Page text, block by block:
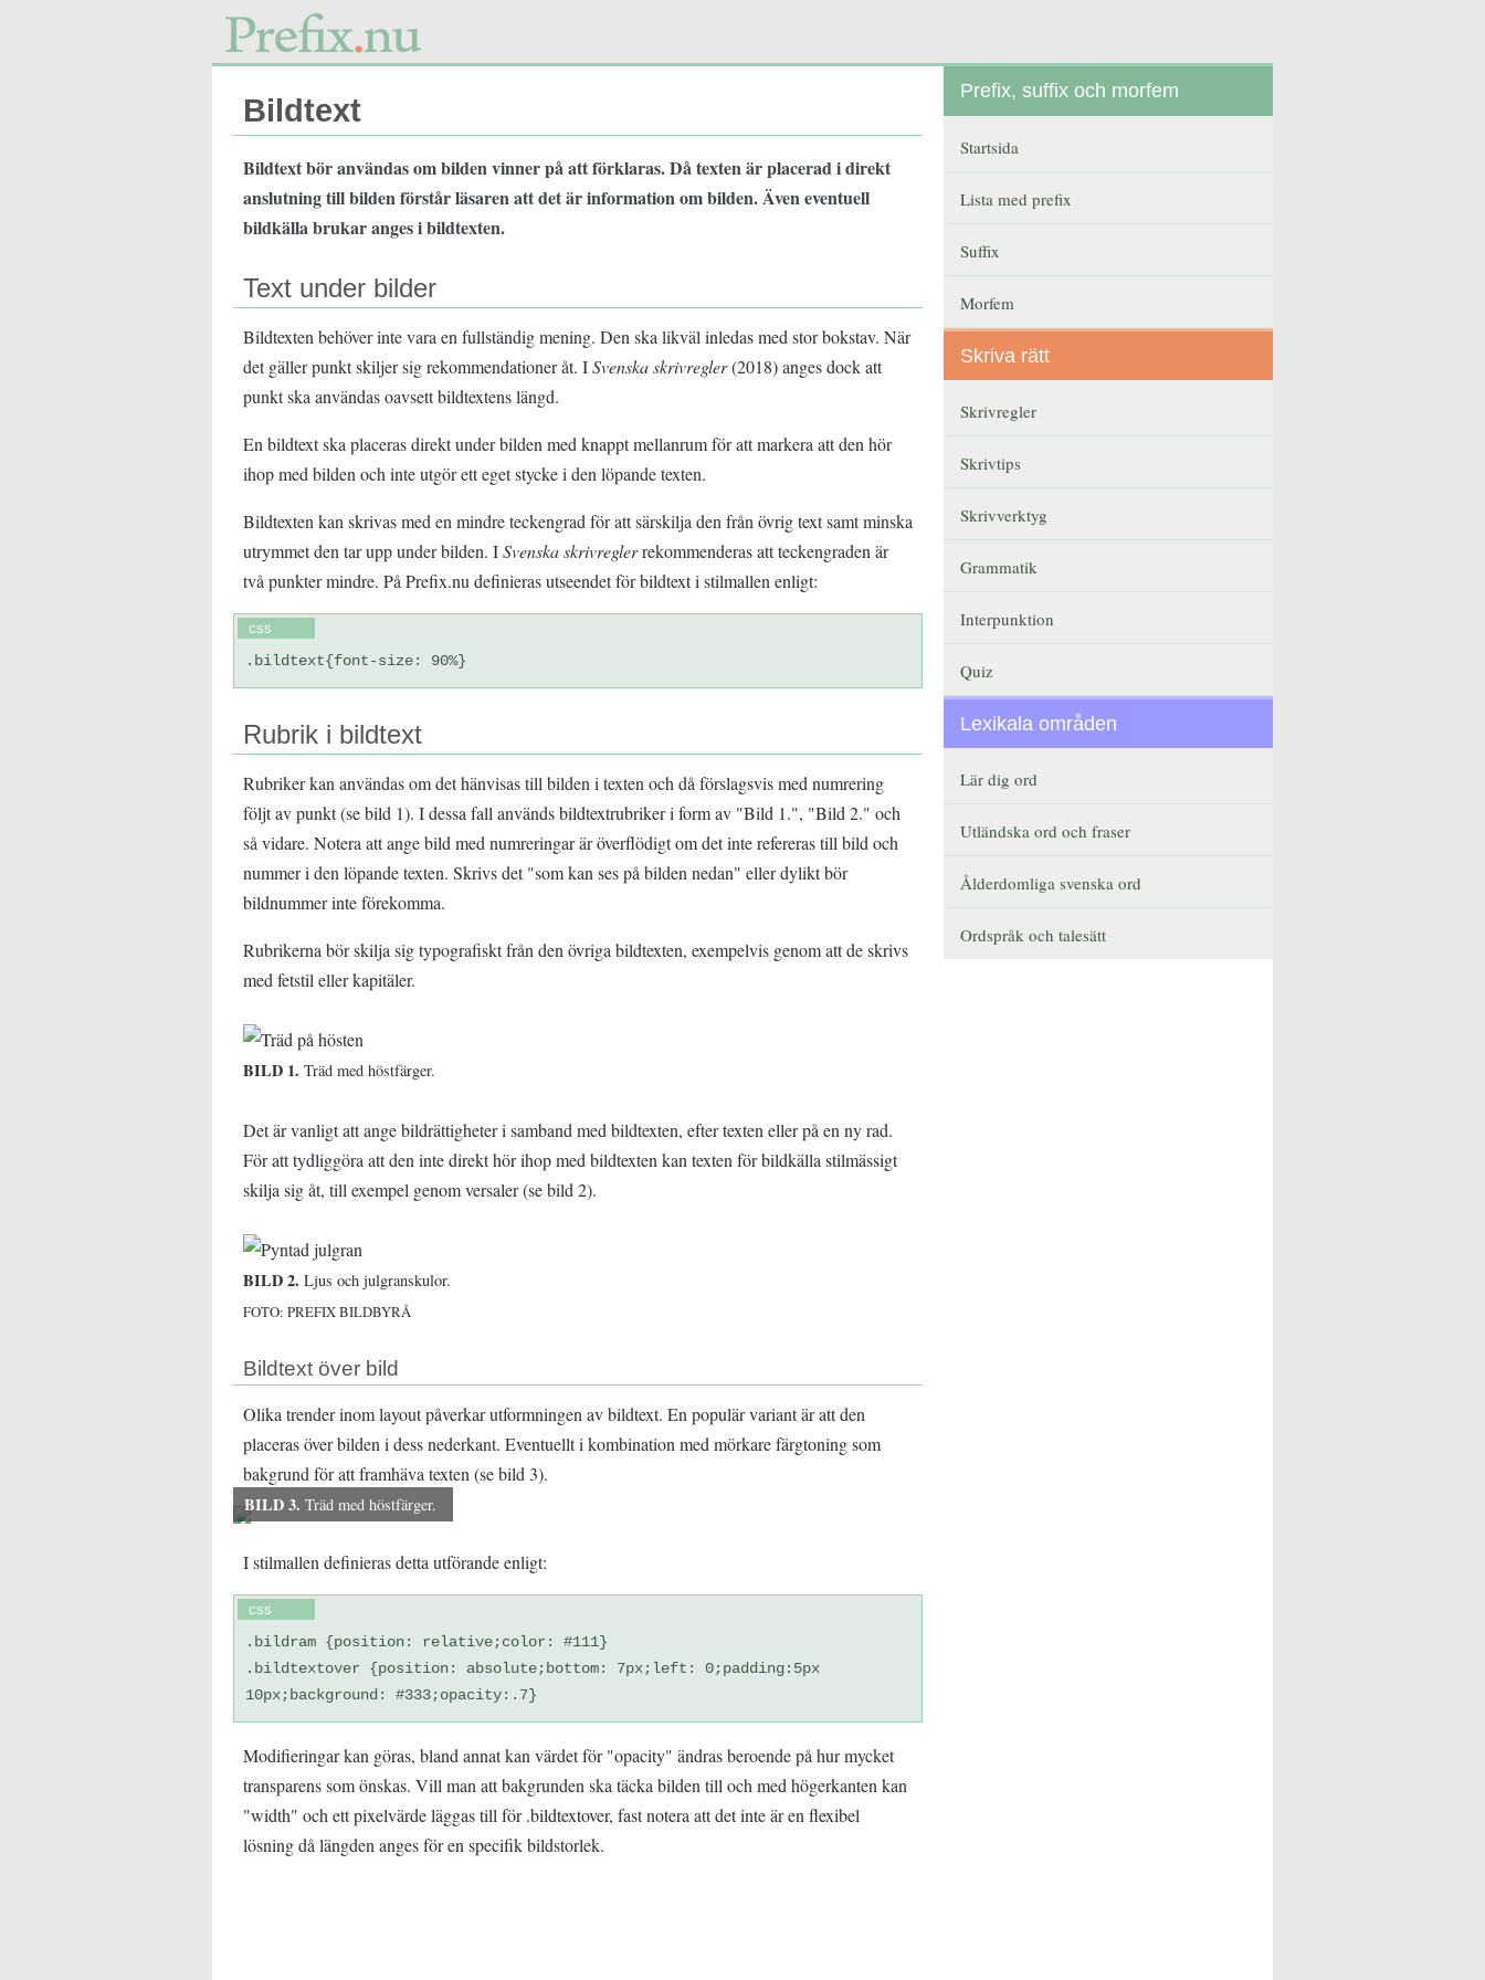
Bildtext
Bildtext bör användas om bilden vinner på att förklaras. Då texten är placerad i direkt
anslutning till bilden förstår läsaren att det är information om bilden. Även eventuell
bildkälla brukar anges i bildtexten.
Text under bilder
Bildtexten behöver inte vara en fullständig mening. Den ska likväl inledas med stor bokstav. När
det gäller punkt skiljer sig rekommendationer åt. ISvenska skrivregler(2018) anges dock att
punkt ska användas oavsett bildtextens längd.
En bildtext ska placeras direkt under bilden med knappt mellanrum för att markera att den hör
ihop med bilden och inte utgör ett eget stycke i den löpande texten.
Bildtexten kan skrivas med en mindre teckengrad för att särskilja den från övrig text samt minska
utrymmet den tar upp under bilden. ISvenska skrivreglerrekommenderas att teckengraden är
två punkter mindre. På Prefix.nu definieras utseendet för bildtext i stilmallen enligt:
css
.bildtext{font-size: 90%}
Rubrik i bildtext
Rubriker kan användas om det hänvisas till bilden i texten och då förslagsvis med numrering
följt av punkt (se bild 1). I dessa fall används bildtextrubriker i form av "Bild 1.", "Bild 2." och
så vidare. Notera att ange bild med numreringar är överflödigt om det inte refereras till bild och
nummer i den löpande texten. Skrivs det "som kan ses på bilden nedan" eller dylikt bör
bildnummer inte förekomma.
Rubrikerna bör skilja sig typografiskt från den övriga bildtexten, exempelvis genom att de skrivs
med fetstil eller kapitäler.
BILD 1. Träd med höstfärger.
Det är vanligt att ange bildrättigheter i samband med bildtexten, efter texten eller på en ny rad.
För att tydliggöra att den inte direkt hör ihop med bildtexten kan texten för bildkälla stilmässigt
skilja sig åt, till exempel genom versaler (se bild 2).
BILD 2. Ljus och julgranskulor.
FOTO: PREFIX BILDBYRÅ
Bildtext över bild
Olika trender inom layout påverkar utformningen av bildtext. En populär variant är att den
placeras över bilden i dess nederkant. Eventuellt i kombination med mörkare färgtoning som
bakgrund för att framhäva texten (se bild 3).
BILD 3. Träd med höstfärger.
I stilmallen definieras detta utförande enligt:
css
.bildram {position: relative;color: #111}
.bildtextover {position: absolute;bottom: 7px;left: 0;padding:5px
10px;background: #333;opacity:.7}
Modifieringar kan göras, bland annat kan värdet för "opacity" ändras beroende på hur mycket
transparens som önskas. Vill man att bakgrunden ska täcka bilden till och med högerkanten kan
"width" och ett pixelvärde läggas till för .bildtextover, fast notera att det inte är en flexibel
lösning då längden anges för en specifik bildstorlek.
Prefix, suffix och morfem
Startsida
Lista med prefix
Suffix
Morfem
Skriva rätt
Skrivregler
Skrivtips
Skrivverktyg
Grammatik
Interpunktion
Quiz
Lexikala områden
Lär dig ord
Utländska ord och fraser
Ålderdomliga svenska ord
Ordspråk och talesätt